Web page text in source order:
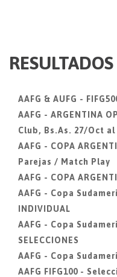
AAFG & AUFG -
AAFG - ARGENTINA
Club, Bs.As. 27/Oct al
AAFG - COPA
Parejas / Match Play
AAFG - COPA
AAFG - Copa
INDIVIDUAL
AAFG - Copa
SELECCIONES
AAFG - Copa
AAFG FIFG100 -